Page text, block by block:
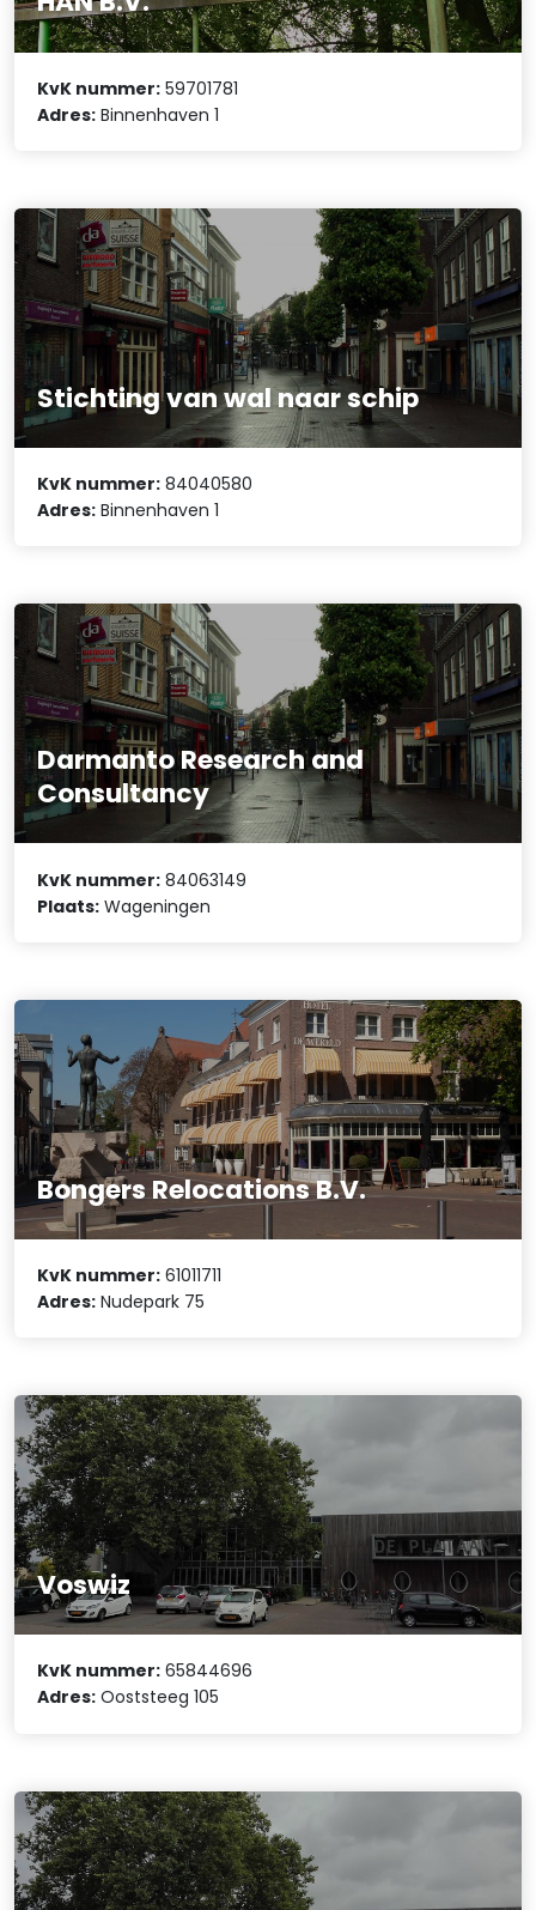
KvK nummer: 59701781
Adres: Binnenhaven 1
Stichting van wal naar schip
KvK nummer: 84040580
Adres: Binnenhaven 1
Darmanto Research and
Consultancy
KvK nummer: 84063149
Plaats: Wageningen
Bongers Relocations B.V.
KvK nummer: 61011711
Adres: Nudepark 75
Voswiz
KvK nummer: 65844696
Adres: Ooststeeg 105